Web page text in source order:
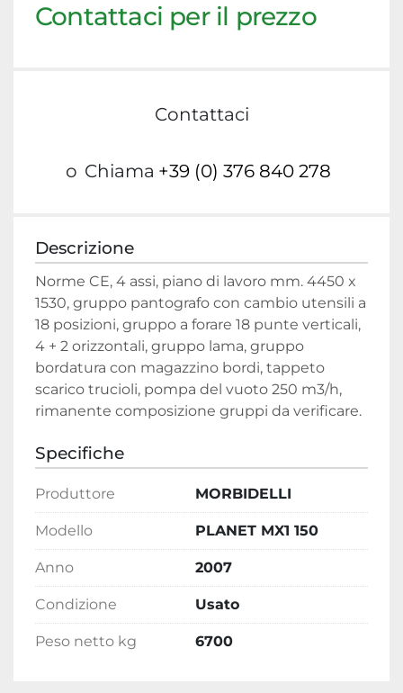
Contattaci per il prezzo
Contattaci
o Chiama +39 (0) 376 840 278
Descrizione
Norme CE, 4 assi, piano di lavoro mm. 4450 x
1530, gruppo pantografo con cambio utensili a
18 posizioni, gruppo a forare 18 punte verticali,
4 + 2 orizzontali, gruppo lama, gruppo
bordatura con magazzino bordi, tappeto
scarico trucioli, pompa del vuoto 250 m3/h,
rimanente composizione gruppi da verificare.
Specifiche
Produttore MORBIDELLI
Modello PLANET MX1 150
Anno 2007
Condizione Usato
Peso netto kg 6700